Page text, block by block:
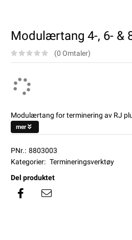
Modulærtang 4-, 6- &
(0 Omtaler)
Modulærtang for terminering av RJ
mer
PNr.: 8803003
Kategorier: Termineringsverktøy
Del produktet